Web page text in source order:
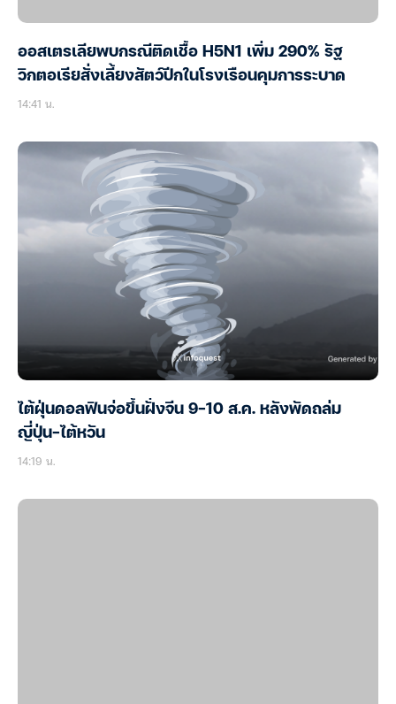
ออสเตรเลียพบกรณีติดเชื้อ H5N1 เพิ่ม 290% รัฐ
วิกตอเรียสั่งเลี้ยงสัตว์ปีกในโรงเรือนคุมการระบาด
14:41 น.
ไต้ฝุ่นดอลฟินจ่อขึ้นฝั่งจีน 9-10 ส.ค. หลังพัดถล่ม
ญี่ปุ่น-ไต้หวัน
14:19 น.